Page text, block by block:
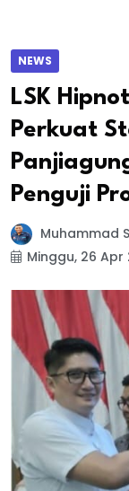
NEWS
LSK
Perkuat
Penguji
Muhammad
Minggu, 26 Apr